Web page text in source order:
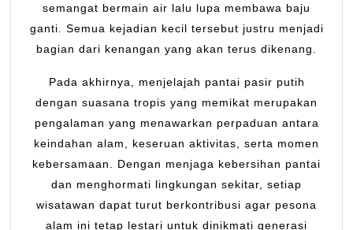
semangat bermain air lalu lupa membawa baju
ganti. Semua kejadian kecil tersebut justru menjadi
bagian dari kenangan yang akan terus dikenang.
Pada akhirnya, menjelajah pantai pasir putih
dengan suasana tropis yang memikat merupakan
pengalaman yang menawarkan perpaduan antara
keindahan alam, keseruan aktivitas, serta momen
kebersamaan. Dengan menjaga kebersihan pantai
dan menghormati lingkungan sekitar, setiap
wisatawan dapat turut berkontribusi agar pesona
alam ini tetap lestari untuk dinikmati generasi